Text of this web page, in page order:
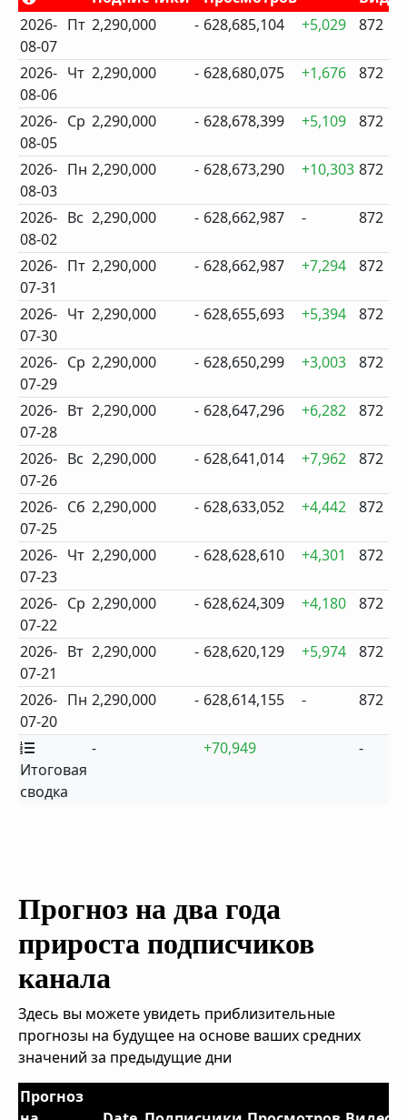
2026-
08-07
Пт 2,290,000 - 628,685,104 +5,029 872
2026-
08-06
Чт 2,290,000 - 628,680,075 +1,676 872
2026-
08-05
Ср 2,290,000 - 628,678,399 +5,109 872
2026-
08-03
Пн 2,290,000 - 628,673,290 +10,303 872
2026-
08-02
Вс 2,290,000 - 628,662,987 - 872
2026-
07-31
Пт 2,290,000 - 628,662,987 +7,294 872
2026-
07-30
Чт 2,290,000 - 628,655,693 +5,394 872
2026-
07-29
Ср 2,290,000 - 628,650,299 +3,003 872
2026-
07-28
Вт 2,290,000 - 628,647,296 +6,282 872
2026-
07-26
Вс 2,290,000 - 628,641,014 +7,962 872
2026-
07-25
Сб 2,290,000 - 628,633,052 +4,442 872
2026-
07-23
Чт 2,290,000 - 628,628,610 +4,301 872
2026-
07-22
Ср 2,290,000 - 628,624,309 +4,180 872
2026-
07-21
Вт 2,290,000 - 628,620,129 +5,974 872
2026-
07-20
Пн 2,290,000 - 628,614,155 - 872
Итоговая
сводка
- +70,949 -
Прогноз на два года
прироста подписчиков
канала
Здесь вы можете увидеть приблизительные
прогнозы на будущее на основе ваших средних
значений за предыдущие дни
Прогноз